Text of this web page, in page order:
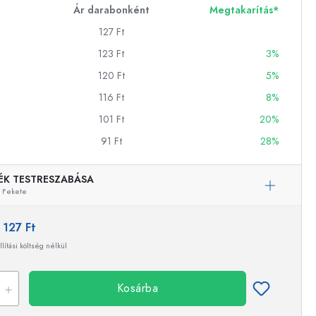
Ár darabonként
Megtakarítás*
127 Ft
123 Ft
3%
120 Ft
5%
116 Ft
8%
101 Ft
20%
91 Ft 28%
TESTRESZABÁSA
Fekete
127 Ft
költség nélkül
Kosárba